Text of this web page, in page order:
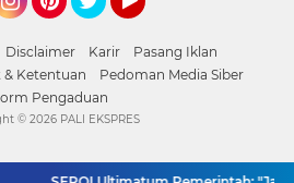
Disclaimer Karir
Pasang Iklan
& Ketentuan
Pedoman Media Siber
Pengaduan
© 2026 PALI EKSPRES